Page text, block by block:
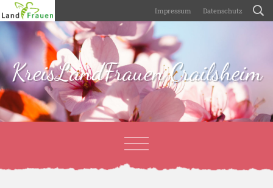
Impressum Datenschutz
KreisLandFrauen Crailsheim